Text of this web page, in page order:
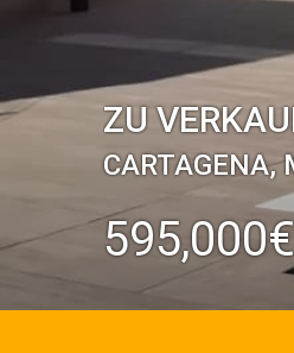
ZU
CARTAGENA,
595,000€